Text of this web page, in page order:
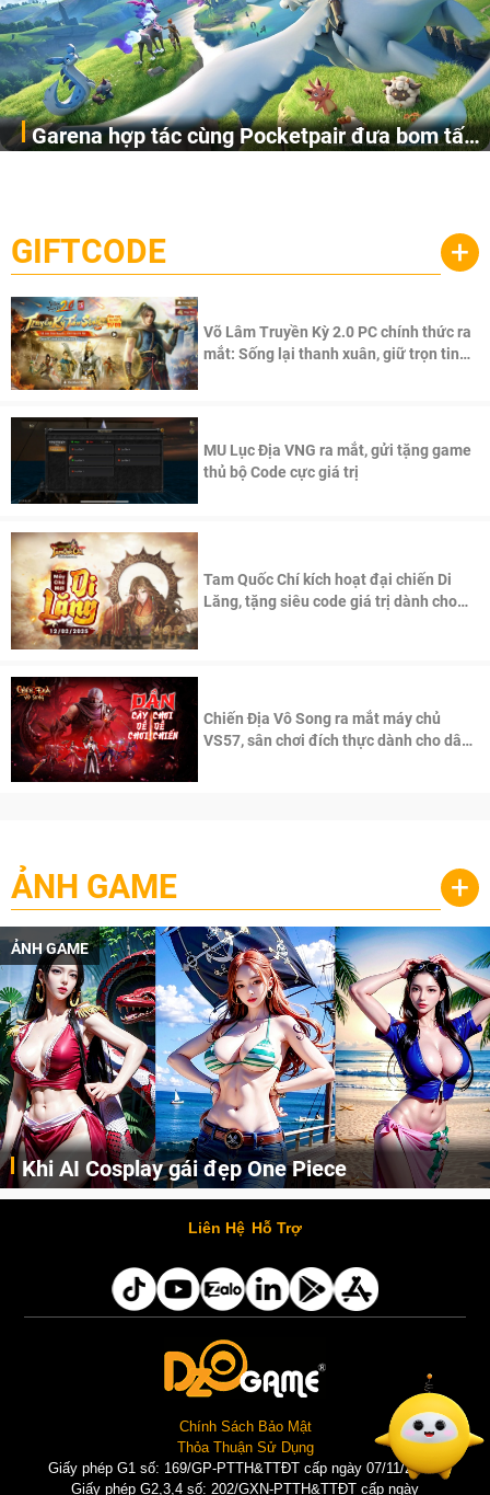
Garena hợp tác cùng Pocketpair đưa bom tấn
cầu, theo giấy phép chính thức từ công ty game Nhật Bản
Pocketpair, Inc.
GIFTCODE +
Võ Lâm Truyền Kỳ 2.0 PC chính thức ra
mắt: Sống lại thanh xuân, giữ trọn tinh
MU Lục Địa VNG ra mắt, gửi tặng game
thủ bộ Code cực giá trị
Tam Quốc Chí kích hoạt đại chiến Di
Lăng, tặng siêu code giá trị dành cho
Chiến Địa Vô Song ra mắt máy chủ
VS57, sân chơi đích thực dành cho dân
ẢNH GAME +
ẢNH GAME
Khi AI Cosplay gái đẹp One Piece
Những cô nàng nóng bỏng Boa Hancock, Nico Robin, Nami, Yamato hay Perona được AI vẽ lại dưới hình thức Cosplay cực kỳ chuẩn chỉnh.
Liên Hệ Hỗ Trợ
Chính Sách Bảo Mật
Thỏa Thuận Sử Dụng
Giấy phép G1 số: 169/GP-PTTH&TTĐT cấp ngày 07/11/2025 |
Giấy phép G2,3,4 số: 202/GXN-PTTH&TTĐT cấp ngày